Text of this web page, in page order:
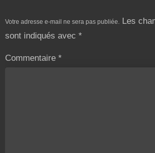
Votre adresse e-mail ne sera pas publiée. Les
sont indiqués avec *
Commentaire *